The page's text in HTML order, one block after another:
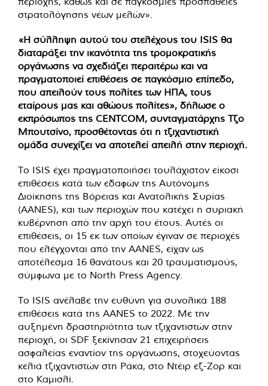
στρατολόγησης νέων μελών».
«Η σύλληψη αυτού του στελέχους του ISIS θα
διαταράξει την ικανότητα της τρομοκρατικής
οργάνωσης να σχεδιάζει περαιτέρω και να
πραγματοποιεί επιθέσεις σε παγκόσμιο επίπεδο,
που απειλούν τους πολίτες των ΗΠΑ, τους
εταίρους μας και αθώους πολίτες», δήλωσε ο
εκπρόσωπος της CENTCOM, συνταγματάρχης Τζο
Μπουτσίνο, προσθέτοντας ότι η τζιχαντιστική
ομάδα συνεχίζει να αποτελεί απειλή στην περιοχή.
Το ISIS έχει πραγματοποιήσει τουλάχιστον είκοσι
επιθέσεις κατά των εδαφών της Αυτόνομης
Διοίκησης της Βόρειας και Ανατολικής Συρίας
(AANES), και των περιοχών που κατέχει η συριακή
κυβέρνηση από την αρχή του έτους. Αυτές οι
επιθέσεις, οι 15 εκ των οποίων έγιναν σε περιοχές
που ελέγχονται από την AANES, είχαν ως
αποτέλεσμα 16 θανάτους και 20 τραυματισμούς,
σύμφωνα με το North Press Agency.
Το ISIS ανέλαβε την ευθύνη για συνολικά 188
επιθέσεις κατά της AANES το 2022. Με την
αυξημένη δραστηριότητα των τζιχαντιστών στην
περιοχή, οι SDF ξεκίνησαν 21 επιχειρήσεις
ασφαλείας εναντίον της οργάνωσης, στοχεύοντας
κελιά τζιχαντιστών στη Ράκα, στο Ντέιρ εζ-Ζορ και
στο Καμισλί.